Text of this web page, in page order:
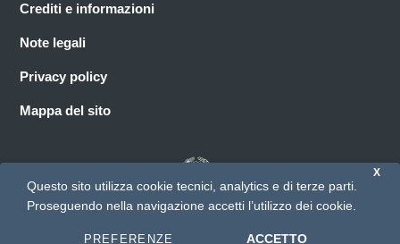
© 2026 Direzione generale Cinema e audiovisivo
Crediti e informazioni
Note legali
Privacy policy
Mappa del sito
X
Questo sito utilizza cookie tecnici, analytics e di terze parti.
Proseguendo nella navigazione accetti l’utilizzo dei cookie.
PREFERENZE ACCETTO